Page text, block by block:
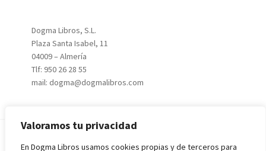
Valoramos tu privacidad
En Dogma Libros usamos cookies propias y de terceros para
Dogma Libros, S.L.
Plaza Santa Isabel, 11
04009 – Almería
Tlf: 950 26 28 55
mail: dogma@dogmalibros.com